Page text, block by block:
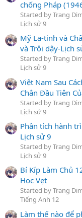
chống Pháp
Started by Trang
Lịch sử 9
Mỹ La-tinh và
và Trỗi dậy-Lịch
Started by Trang
Lịch sử 9
Việt Nam Sau
Chân Đầu Tiên
Started by Trang
Lịch sử 9
Phân tích hành
Lịch sử 9
Started by Trang
Lịch sử 9
Bí Kíp Làm Chủ
Học Vẹt
Started by Trang
Tiếng Anh 12
Làm thế nào để